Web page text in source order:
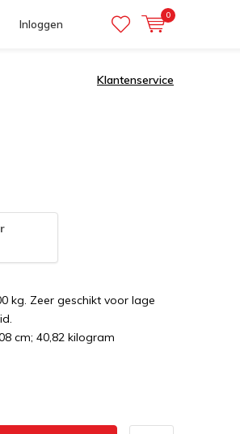
Inloggen
0
Klantenservice
kg. Zeer geschikt voor lage
cm; 40,82 kilogram